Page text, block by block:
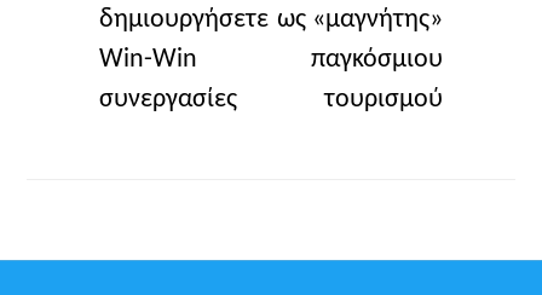
δημιουργήσετε
Win-Win
συνεργασίες
ως «μαγνήτης»
παγκόσμιου
τουρισμού